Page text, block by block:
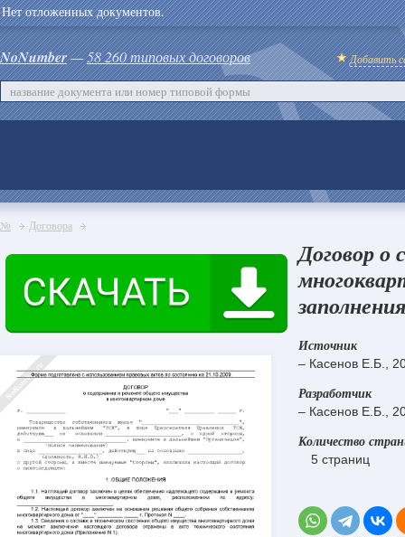
Нет отложенных документов.
NoNumber—58 260 типовых договоров Добавить
№ Договора
Договор о
Источник
– Касенов Е.Б.,
Разработчик
– Касенов Е.Б.,
Количество
5 страниц